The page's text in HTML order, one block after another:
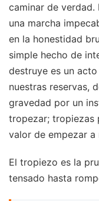
caminar de verdad.
una marcha
en la honestidad
simple hecho de
destruye es un
nuestras reservas,
gravedad por un
tropezar; tropiezas
valor de empezar a
El tropiezo es la
tensado hasta